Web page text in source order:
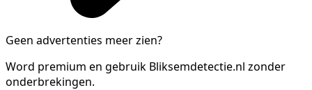
Geen advertenties meer zien?
Word premium en gebruik Bliksemdetectie.nl zonder
onderbrekingen.